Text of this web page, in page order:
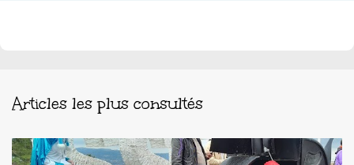
Articles les plus consultés